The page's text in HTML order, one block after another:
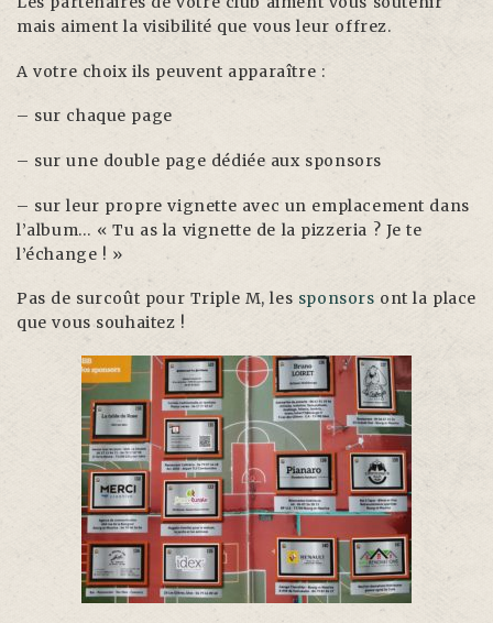
mais aiment la visibilité que vous leur offrez.
A votre choix ils peuvent apparaître :
– sur chaque page
– sur une double page dédiée aux sponsors
– sur leur propre vignette avec un emplacement dans
l’album… « Tu as la vignette de la pizzeria ? Je te
l’échange ! »
Pas de surcoût pour Triple M, les sponsors ont la place
que vous souhaitez !